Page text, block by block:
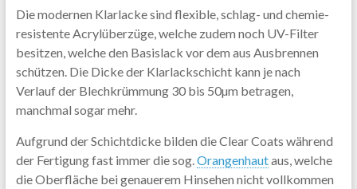
Die modernen Klarlacke sind flexible, schlag- und chemie-
resistente Acrylüberzüge, welche zudem noch UV-Filter
besitzen, welche den Basislack vor dem aus Ausbrennen
schützen. Die Dicke der Klarlackschicht kann je nach
Verlauf der Blechkrümmung 30 bis 50µm betragen,
manchmal sogar mehr.
Aufgrund der Schichtdicke bilden die Clear Coats während
der Fertigung fast immer die sog. Orangenhautaus, welche
die Oberfläche bei genauerem Hinsehen nicht vollkommen